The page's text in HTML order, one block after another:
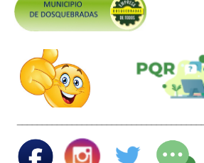
Conciliación y Daño Antijurídico
Código de Integridad
Gestión del Talento Humano
Transparencia